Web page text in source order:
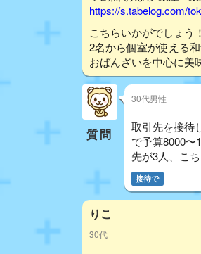
https://s.tabelog.com/
こちらいかがでしょう！
2名から個室が使える
おばんざいを中心に美
質問
30代男性
取引先を接待
で予算8000〜
先が3人、こ
接待で
りこ
30代